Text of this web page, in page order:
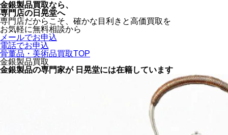
金銀製品買取なら、
専門店の 日晃堂へ
専門店だからこそ、確かな目利きと高価買取 を
お気軽に無料相談から
メールでお申込
電話でお申込
骨董品・美術品買取TOP
金銀製品買取
金銀製品の専門家が 日晃堂には在籍しています